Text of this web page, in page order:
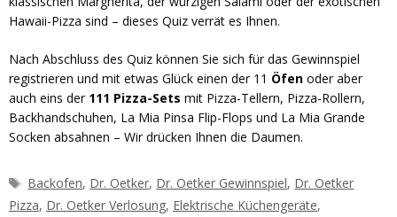
Hawaii-Pizza sind – dieses Quiz verrät es Ihnen.
Nach Abschluss des Quiz können Sie sich für das Gewinnspiel
registrieren und mit etwas Glück einen der 11 Öfen oder aber
auch eins der 111 Pizza-Sets mit Pizza-Tellern, Pizza-Rollern,
Backhandschuhen, La Mia Pinsa Flip-Flops und La Mia Grande
Socken absahnen – Wir drücken Ihnen die Daumen.
Schlagwörter
Backofen, Dr. Oetker, Dr. Oetker Gewinnspiel, Dr. Oetker
Pizza, Dr. Oetker Verlosung, Elektrische Küchengeräte,